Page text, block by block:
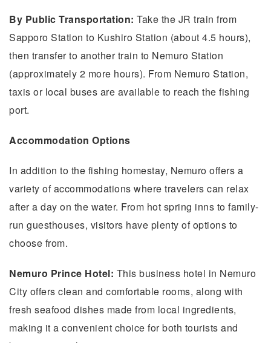
By Public Transportation: Take the JR train from
Sapporo Station to Kushiro Station (about 4.5 hours),
then transfer to another train to Nemuro Station
(approximately 2 more hours). From Nemuro Station,
taxis or local buses are available to reach the fishing
port.
Accommodation Options
In addition to the fishing homestay, Nemuro offers a
variety of accommodations where travelers can relax
after a day on the water. From hot spring inns to family-
run guesthouses, visitors have plenty of options to
choose from.
Nemuro Prince Hotel: This business hotel in Nemuro
City offers clean and comfortable rooms, along with
fresh seafood dishes made from local ingredients,
making it a convenient choice for both tourists and